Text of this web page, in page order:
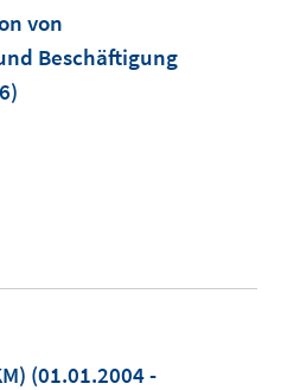
von
Beschäftigung
(01.01.2004 -